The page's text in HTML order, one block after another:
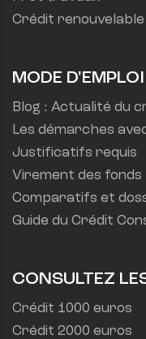
Crédit renouvelable
MODE
Blog : Actualité du
Les démarches
Justificatifs requis
Virement des fonds
Comparatifs et
Guide du Crédit
CONSULTEZ
Crédit 1000 euros
Crédit 2000 euros